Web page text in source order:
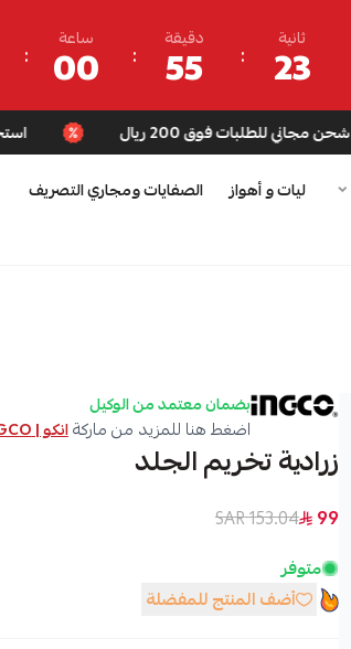
21
ثانية 55
دقيقة 00
ساعة
استخدم كود SWB لخصم إضافي + شحن مجاني للطلبات فوق 200 ريال
ليات و أهواز
الصفايات ومجاري التصريف
بضمان معتمد من الوكيل
اضغط هنا للمزيد من ماركةانكو | INGCO
زرادية تخريم الجلد
99
153.04 SAR
متوفر
أضف المنتج للمفضلة